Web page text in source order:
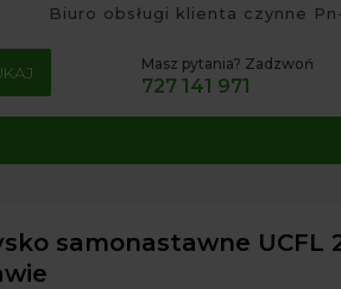
Biuro obsługi klienta czynne
Masz pytania? Zadzwoń
727 141 971
samonastawne UCFL